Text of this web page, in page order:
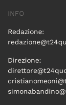
INFO
Redazione:
Direzione: